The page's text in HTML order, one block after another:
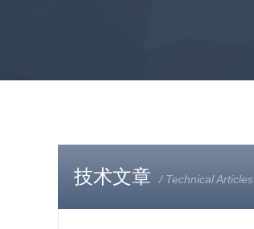
技术文章 / Technical Articles